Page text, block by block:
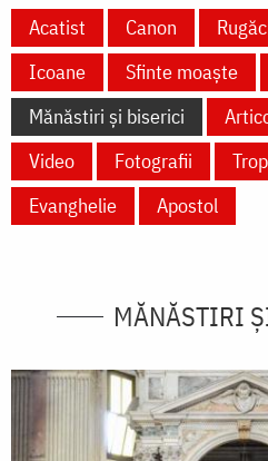
Acatist Canon
Icoane
Sfinte moaște
Mănăstiri și biserici
Video
Fotografii
Evanghelie
Apostol
MĂNĂSTIRI